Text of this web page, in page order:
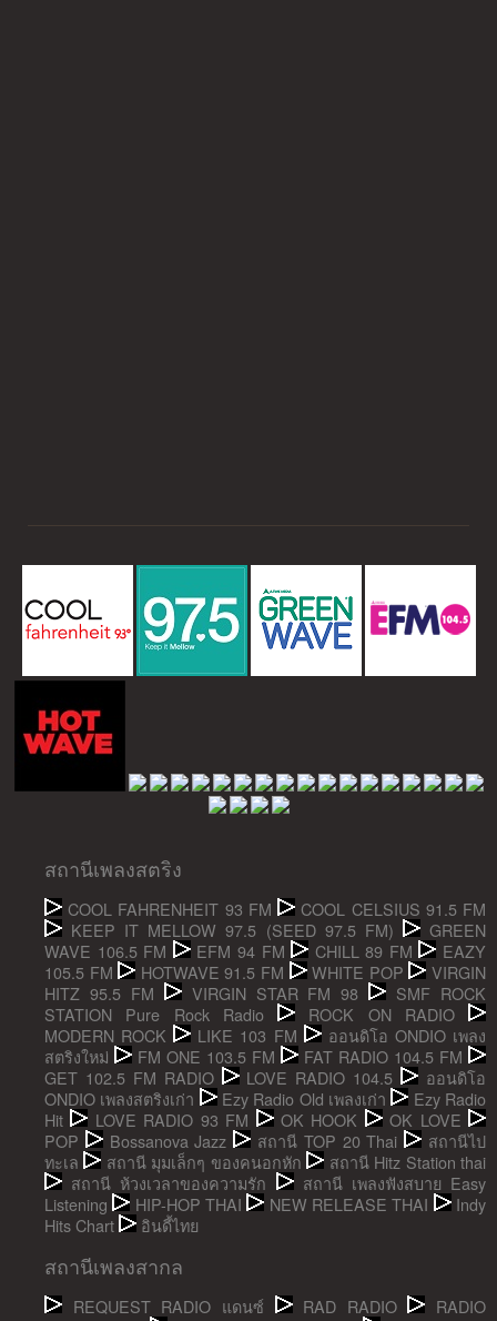
สถานีเพลงสตริง
COOL FAHRENHEIT 93 FM
COOL CELSIUS 91.5 FM
KEEP IT MELLOW 97.5 (SEED 97.5 FM)
GREEN
WAVE 106.5 FM
EFM 94 FM CHILL 89 FM
EAZY
105.5 FM
HOTWAVE 91.5 FM WHITE POP
VIRGIN
HITZ 95.5 FM
VIRGIN STAR FM 98
SMF ROCK
STATION Pure Rock Radio
ROCK ON RADIO
MODERN ROCK
LIKE 103 FM
ออนดิโอ ONDIO เพลง
สตริงใหม่
FM ONE 103.5 FM
FAT RADIO 104.5 FM
GET 102.5 FM RADIO
LOVE RADIO 104.5
ออนดิโอ
ONDIO เพลงสตริงเก่า
Ezy Radio Old เพลงเก่า
Ezy Radio
Hit
LOVE RADIO 93 FM OK HOOK
OK LOVE
POP
Bossanova Jazz สถานี TOP 20 Thai
สถานีไป
ทะเล
สถานี มุมเล็กๆ ของคนอกหัก
สถานี Hitz Station thai
สถานี ห้วงเวลาของความรัก
สถานี เพลงฟังสบาย Easy
Listening
HIP-HOP THAI NEW RELEASE THAI
Indy
Hits Chart
อินดี้ไทย
สถานีเพลงสากล
REQUEST RADIO แดนซ์ RAD RADIO
RADIO